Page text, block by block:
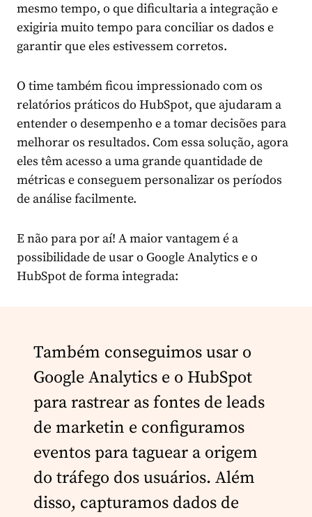
mesmo tempo, o que dificultaria a integração e
exigiria muito tempo para conciliar os dados e
garantir que eles estivessem corretos.
O time também ficou impressionado com os
relatórios práticos do HubSpot, que ajudaram a
entender o desempenho e a tomar decisões para
melhorar os resultados. Com essa solução, agora
eles têm acesso a uma grande quantidade de
métricas e conseguem personalizar os períodos
de análise facilmente.
E não para por aí! A maior vantagem é a
possibilidade de usar o Google Analytics e o
HubSpot de forma integrada:
Também conseguimos usar o
Google Analytics e o HubSpot
para rastrear as fontes de leads
de marketin e configuramos
eventos para taguear a origem
do tráfego dos usuários. Além
disso, capturamos dados de